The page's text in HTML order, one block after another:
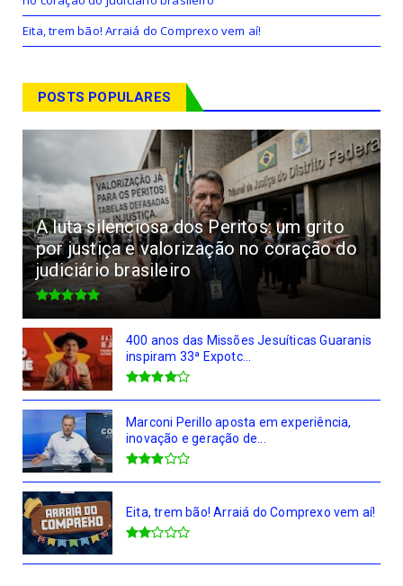
Eita, trem bão! Arraiá do Comprexo vem aí!
POSTS POPULARES
A luta silenciosa dos Peritos: um grito
por justiça e valorização no coração do
judiciário brasileiro
400 anos das Missões Jesuíticas Guaranis
inspiram 33ª Expotc...
Marconi Perillo aposta em experiência,
inovação e geração de...
Eita, trem bão! Arraiá do Comprexo vem aí!